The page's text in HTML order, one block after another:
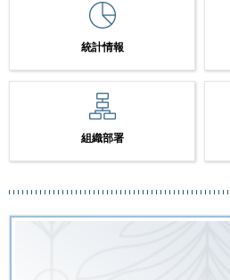
統計情報
組織部署